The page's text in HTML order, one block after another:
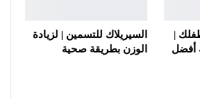
|
أفضل
السيريلاك للتسمين | لزيادة
الوزن بطريقة صحية